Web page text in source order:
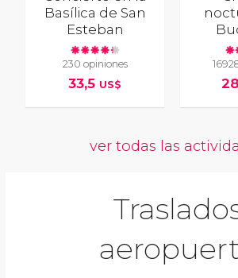
Basílica de San
Esteban
230 opiniones
33,5 US$
ver todas las